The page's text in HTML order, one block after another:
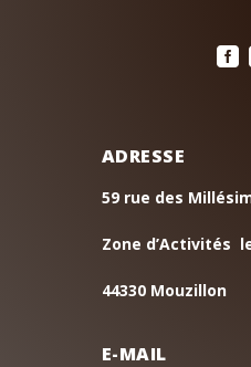

ADRESSE
59 rue des
Zone d’Activités
44330 Mouzillon
E-MAIL